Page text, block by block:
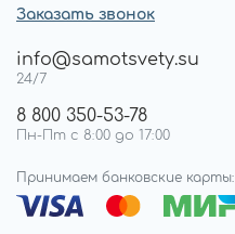
Заказать звонок
info@samotsvety.su
24/7
8 800 350-53-78
Пн-Пт с 8:00 до 17:00
Принимаем банковские карты: